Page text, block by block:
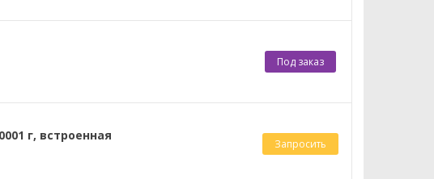
Под заказ
г, встроенная
Запросить